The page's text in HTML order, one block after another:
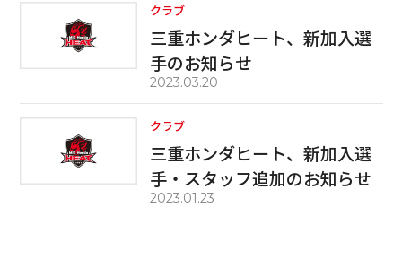
クラブ
三重ホンダヒート、新加入選
手のお知らせ
2023.03.20
クラブ
三重ホンダヒート、新加入選
手・スタッフ追加のお知らせ
2023.01.23